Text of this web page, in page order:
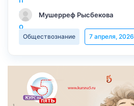
Мушерреф Рысбекова
Обществознание 7 апреля, 2026